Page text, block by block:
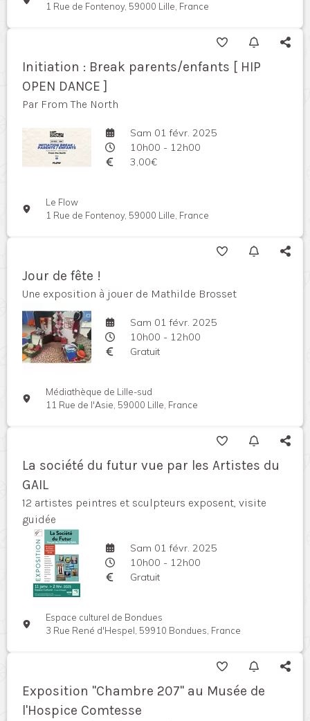
1 Rue de Fontenoy, 59000 Lille, France
Initiation : Break parents/enfants [ HIP
OPEN DANCE ]
Par From The North
Sam 01 févr. 2025
10h00 - 12h00
3,00€
Le Flow
1 Rue de Fontenoy, 59000 Lille, France
Jour de fête !
Une exposition à jouer de Mathilde Brosset
Sam 01 févr. 2025
10h00 - 12h00
Gratuit
Médiathèque de Lille-sud
11 Rue de l'Asie, 59000 Lille, France
La société du futur vue par les Artistes du
GAIL
12 artistes peintres et sculpteurs exposent, visite
guidée
Sam 01 févr. 2025
10h00 - 12h00
Gratuit
Espace culturel de Bondues
3 Rue René d'Hespel, 59910 Bondues, France
Exposition "Chambre 207" au Musée de
l'Hospice Comtesse